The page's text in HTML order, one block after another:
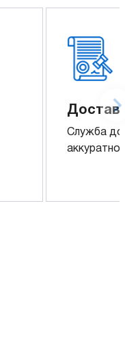
Служба
аккуратно